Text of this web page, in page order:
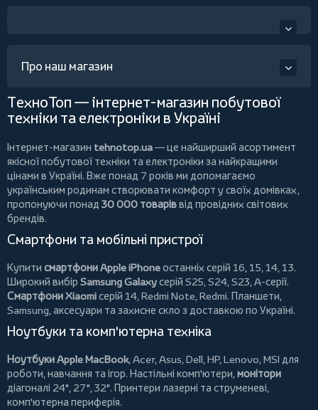
Про наш магазин
ТехноТоп — інтернет-магазин побутової
техніки та електроніки в Україні
Інтернет-магазин tehnotop.ua— це найширший асортимент
якісної побутової техніки та електроніки за найкращими
цінами в Україні. Вже понад 7 років ми допомагаємо
українським родинам створювати комфорт у своїх домівках,
пропонуючи понад 30 000 товаріввід провідних світових
брендів.
Смартфони та мобільні пристрої
Купити смартфони Apple iPhoneостанніх серій 16, 15, 14, 13.
Широкий вибір Samsung Galaxyсерій S25, S24, S23, A-серії.
Смартфони Xiaomiсерій 14, Redmi Note, Redmi. Планшети,
Samsung, аксесуари тазахисне скло з доставкою по Україні.
Ноутбуки та комп'ютерна техніка
Ноутбуки Apple MacBook,Acer,Asus,Dell,HP,Lenovo,MSI для
роботи, навчання та ігор. Настільні комп'ютери,монітори
діагоналі 24", 27", 32". Принтери лазерні та струменеві,
комп'ютерна периферія.